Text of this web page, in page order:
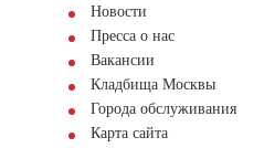
Новости
Пресса о нас
Вакансии
Кладбища Москвы
Города обслуживания
Карта сайта